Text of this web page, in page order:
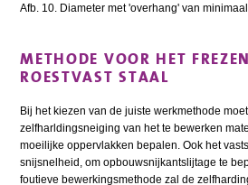
Afb. 10. Diameter met 'overhang' van minimaal
METHODE VOOR HET
ROESTVAST STAAL
Bij het kiezen van de juiste werkmethode
zelfharldingsneiging van het te bewerken
moeilijke oppervlakken bepalen. Ook het
snijsnelheid, om opbouwsnijkantslijtage te
foutieve bewerkingsmethode zal de